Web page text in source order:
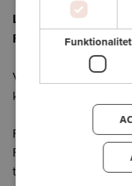
L Æ S Ø
Folkeuniversitetet på
Vil du vide mere, er
komitéen.
Formand/
Flemming P. W.
t. 26515633 /
Funktionalitet